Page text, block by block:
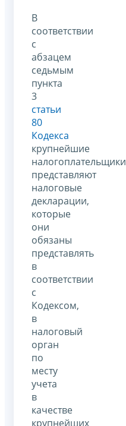
В
соответствии
с
абзацем
седьмым
пункта
3
статьи
80
Кодекса
крупнейшие
налогоплательщики
представляют
налоговые
декларации,
которые
они
обязаны
представлять
в
соответствии
с
Кодексом,
в
налоговый
орган
по
месту
учета
в
качестве
крупнейших